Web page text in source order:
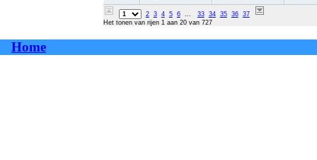
2 3 4 5 6... 33 34 35 36
37
Het tonen van rijen 1 aan 20 van 727
Home